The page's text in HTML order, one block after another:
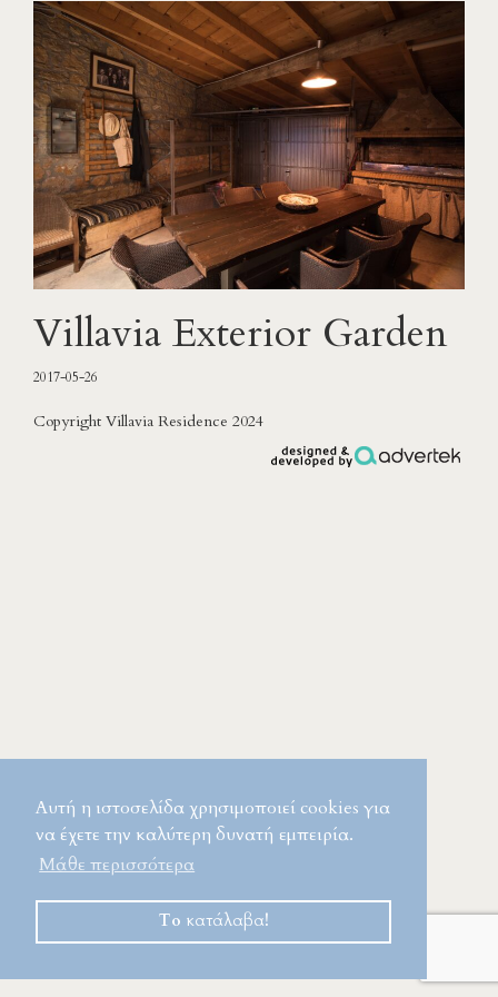
Αυτή η ιστοσελίδα χρησιμοποιεί cookies για
να έχετε την καλύτερη δυνατή εμπειρία.
Μάθε περισσότερα
Το κατάλαβα!
Villavia Exterior Garden
2017-05-26
Copyright Villavia Residence 2024